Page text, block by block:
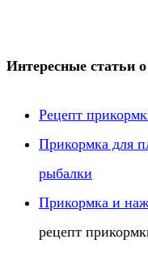
Интересные статьи
Рецепт
Прикормка для
рыбалки
Прикормка и
рецепт